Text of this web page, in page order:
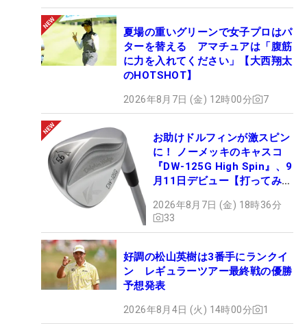
夏場の重いグリーンで女子プロはパ
ターを替える アマチュアは「腹筋
に力を入れてください」【大西翔太
のHOTSHOT】
2026年8月7日 (金) 12時00分 7
お助けドルフィンが激スピン
に！ ノーメッキのキャスコ
『DW-125G High Spin』、9
月11日デビュー【打ってみ
2026年8月7日 (金) 18時36分
33
好調の松山英樹は3番手にランクイ
ン レギュラーツアー最終戦の優勝
予想発表
2026年8月4日 (火) 14時00分 1